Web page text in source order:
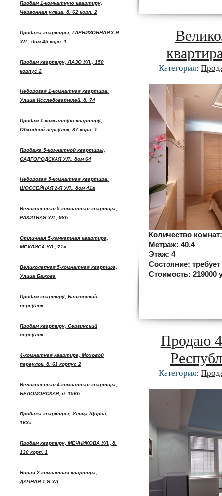
Продам 1-комнатную квартиру,
Червонная улица, д. 62 корп. 2
Продажа квартиры, ГАРНИЗОННАЯ 3-Я
УЛ., дом 45 корп. 1
Продам квартиру, ЛАЗО УЛ., 150
корпус 2
Недорогая 1-комнатная квартира,
Улица Исследователей, д. 74
Продам 1-комнатную квартиру,
Обходной переулок, 87 корп. 1
Продажа 5-комнатной квартиры,
САДГОРОДСКАЯ УЛ., дом 64
Недорогая 5-комнатная квартира,
ШОССЕЙНАЯ 2-Я УЛ., дом 41а
Великолепная 5-комнатная квартира,
РАКИТНАЯ УЛ., 98б
Отличная 5-комнатная квартира,
МЕХЛИСА УЛ., 71а
Великолепная 5-комнатная квартира,
Улица Бажова
Продам квартиру, Банковский
переулок
Продам квартиру, Сергинский
переулок
4-комнатная квартира, Моховой
переулок, д. 61 корпус 2
Великолепная 4-комнатная квартира,
БЕЛОМОРСКАЯ, д. 156б
Продажа квартиры, Улица Щорса,
163а
Продам квартиру, МЕЧНИКОВА УЛ., д.
130 корп. 1
Новая 2-комнатная квартира,
ДАЧНАЯ 1-Я УЛ
Категория:
Количество
Метраж: 40.4
Этаж: 4
Состояние:
Стоимость: 219000
Продаю
Категория: